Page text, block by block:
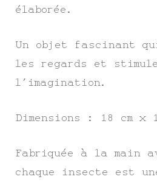
élaborée.
Un objet fascinant
les regards et
l’imagination.
Dimensions : 18 cm x
Fabriquée à la main
chaque insecte est